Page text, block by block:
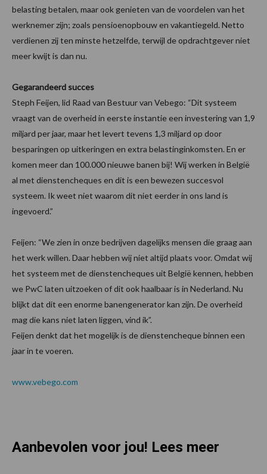
belasting betalen, maar ook genieten van de voordelen van het
werknemer zijn; zoals pensioenopbouw en vakantiegeld. Netto
verdienen zij ten minste hetzelfde, terwijl de opdrachtgever niet
meer kwijt is dan nu.
Gegarandeerd succes
Steph Feijen, lid Raad van Bestuur van Vebego: “Dit systeem
vraagt van de overheid in eerste instantie een investering van 1,9
miljard per jaar, maar het levert tevens 1,3 miljard op door
besparingen op uitkeringen en extra belastinginkomsten. En er
komen meer dan 100.000 nieuwe banen bij! Wij werken in België
al met dienstencheques en dit is een bewezen succesvol
systeem. Ik weet niet waarom dit niet eerder in ons land is
ingevoerd.”
Feijen: “We zien in onze bedrijven dagelijks mensen die graag aan
het werk willen. Daar hebben wij niet altijd plaats voor. Omdat wij
het systeem met de dienstencheques uit België kennen, hebben
we PwC laten uitzoeken of dit ook haalbaar is in Nederland. Nu
blijkt dat dit een enorme banengenerator kan zijn. De overheid
mag die kans niet laten liggen, vind ik”.
Feijen denkt dat het mogelijk is de dienstencheque binnen een
jaar in te voeren.
www.vebego.com
Aanbevolen voor jou! Lees meer